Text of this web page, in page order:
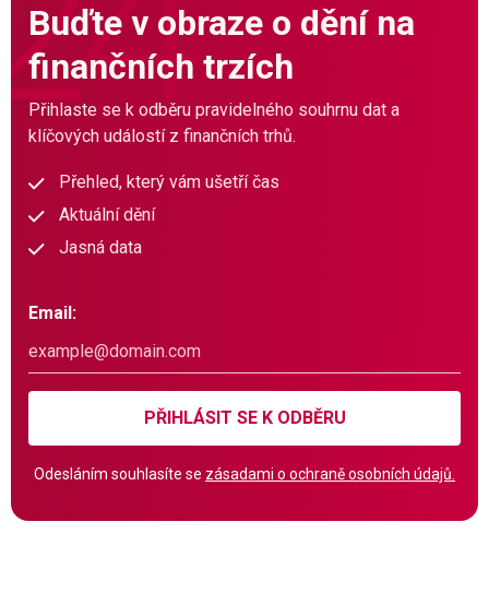
Buďte v obraze o dění na
finančních trzích
Přihlaste se k odběru pravidelného souhrnu dat a
klíčových událostí z finančních trhů.
Přehled, který vám ušetří čas
Aktuální dění
Jasná data
Email:
PŘIHLÁSIT SE K ODBĚRU
Odesláním souhlasíte se zásadami o ochraně osobních údajů.